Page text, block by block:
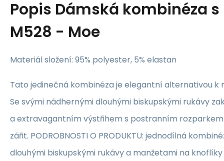
Popis Dámská kombinéza
M528 - Moe
Materiál složení: 95% polyester, 5% elastan
Tato jedinečná kombinéza je elegantní alternativou
Se svými nádhernými dlouhými biskupskými rukávy
a extravagantním výstřihem s postranním
zářit. PODROBNOSTI O PRODUKTU: jednodílná
dlouhými biskupskými rukávy a manžetami na